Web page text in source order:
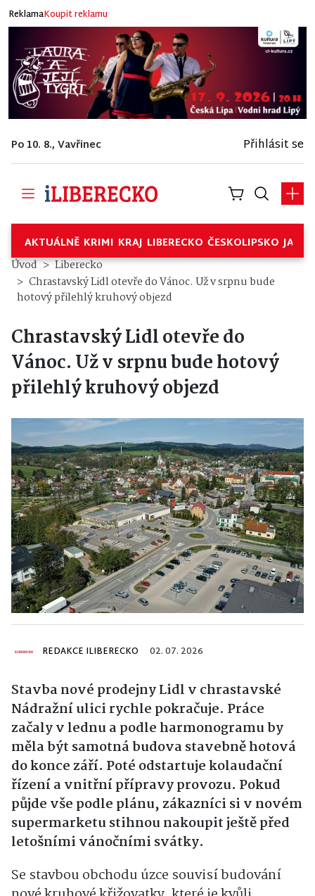
ReklamaKoupit reklamu
Po 10. 8., Vavřinec Přihlásit se
AKTUÁLNĚ KRIMI KRAJ LIBERECKO ČESKOLIPSKO
Úvod
Liberecko
Chrastavský Lidl otevře do Vánoc. Už v srpnu bude
hotový přilehlý kruhový objezd
Chrastavský Lidl otevře do
Vánoc. Už v srpnu bude hotový
přilehlý kruhový objezd
REDAKCE ILIBERECKO 02. 07. 2026
Stavba nové prodejny Lidl v chrastavské
Nádražní ulici rychle pokračuje. Práce
začaly v lednu a podle harmonogramu by
měla být samotná budova stavebně hotová
do konce září. Poté odstartuje kolaudační
řízení a vnitřní přípravy provozu. Pokud
půjde vše podle plánu, zákazníci si v novém
supermarketu stihnou nakoupit ještě před
letošními vánočními svátky.
Se stavbou obchodu úzce souvisí budování